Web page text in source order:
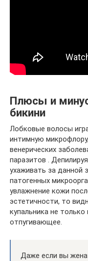
Плюсы и
бикини
Лобковые волосы
интимную
венерических
паразитов .
ухаживать за данной
патогенных
увлажнение кожи
эстетичности, то
купальника не
отпугивающее.
Даже если вы